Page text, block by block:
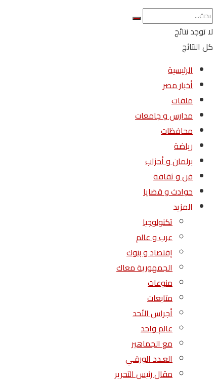
لا توجد نتائج
كل النتائج
الرئيسية
أخبار مصر
ملفات
مدارس و جامعات
محافظات
رياضة
برلمان و أحزاب
فن و ثقافة
حوادث و قضايا
المزيد
تكنولوجيا
عرب و عالم
إقتصاد و بنوك
الجمهورية معاك
منوعات
متابعات
أجراس الأحد
عالم واحد
مع الجماهير
العـدد الورقـي
مقال رئيس التحرير